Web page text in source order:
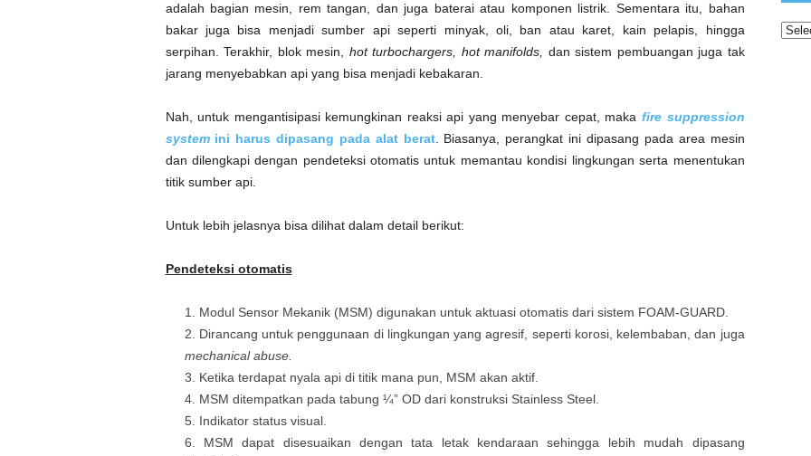
adalah bagian mesin, rem tangan, dan juga baterai atau komponen listrik. Sementara itu, bahan
bakar juga bisa menjadi sumber api seperti minyak, oli, ban atau karet, kain pelapis, hingga
serpihan. Terakhir, blok mesin, hot turbochargers hot manifolds
dan sistem pembuangan juga tak
jarang menyebabkan api yang bisa menjadi kebakaran.
Nah, untuk mengantisipasi kemungkinan reaksi api yang menyebar cepat, maka fire suppression
system ini harus dipasang pada alat berat. Biasanya, perangkat ini dipasang pada area mesin
dan dilengkapi dengan pendeteksi otomatis untuk memantau kondisi lingkungan serta menentukan
titik sumber api.
Untuk lebih jelasnya bisa dilihat dalam detail berikut:
Pendeteksi otomatis
Modul Sensor Mekanik (MSM) digunakan untuk aktuasi otomatis dari sistem FOAM-GUARD.
Dirancang untuk penggunaan di lingkungan yang agresif, seperti korosi, kelembaban, dan juga
mechanical abuse.
Ketika terdapat nyala api di titik mana pun, MSM akan aktif.
MSM ditempatkan pada tabung ¼” OD dari konstruksi Stainless Steel.
Indikator status visual.
MSM dapat disesuaikan dengan tata letak kendaraan sehingga lebih mudah dipasang